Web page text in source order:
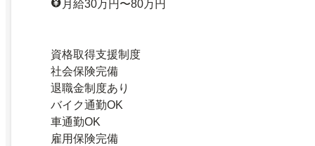
月給30万円〜80万円
資格取得支援制度
社会保険完備
退職金制度あり
バイク通勤OK
車通勤OK
雇用保険完備